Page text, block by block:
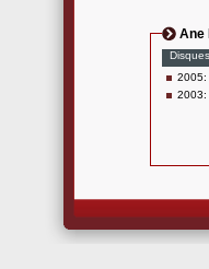
Ane
Disques
2005:
2003: